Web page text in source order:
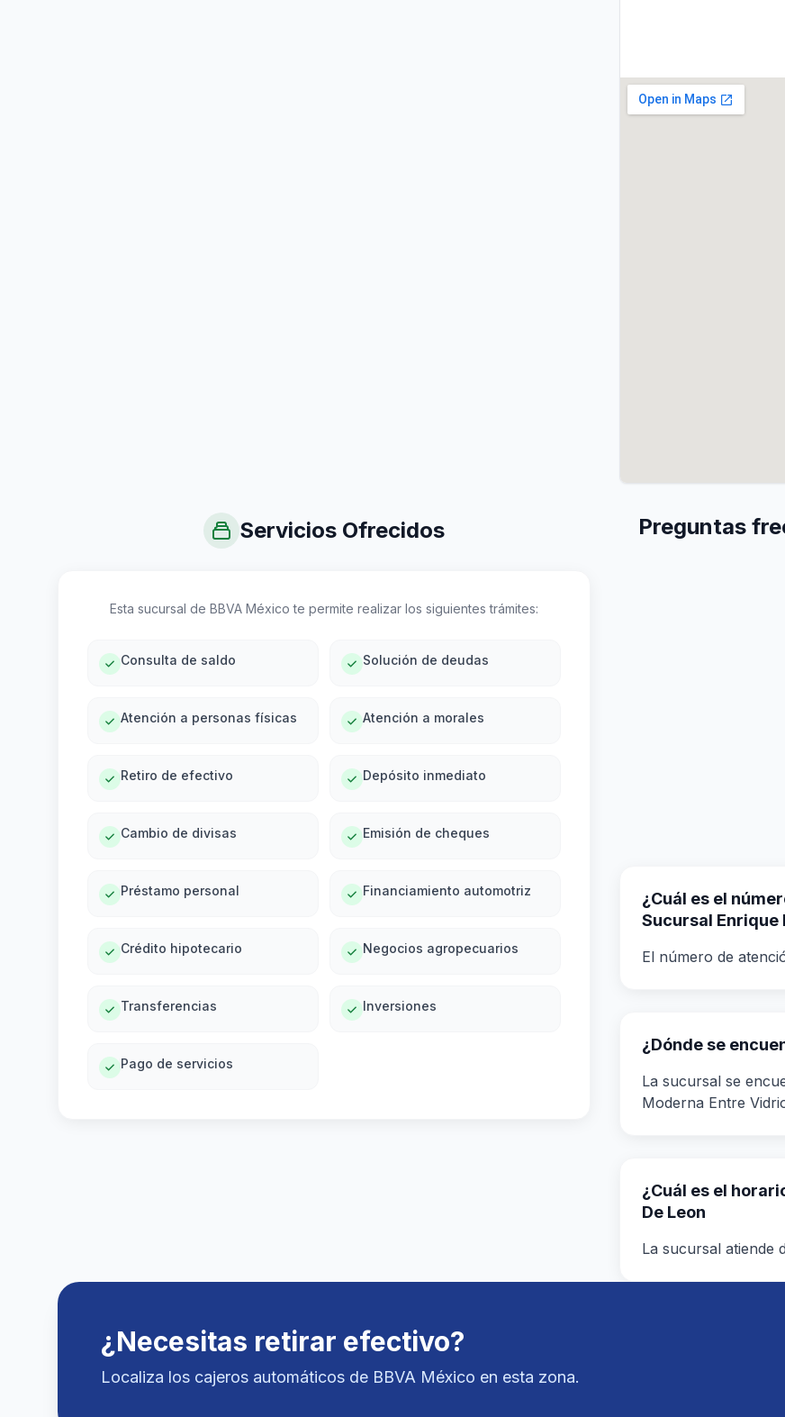
Servicios Ofrecidos
Esta sucursal de BBVA México te permite realizar los siguientes trámites:
Consulta de saldo Solución de deudas
Atención a personas físicas Atención a morales
Retiro de efectivo Depósito inmediato
Cambio de divisas Emisión de cheques
Préstamo personal Financiamiento automotriz
Crédito hipotecario Negocios agropecuarios
Transferencias Inversiones
Pago de servicios
Preguntas
¿Cuál es el
Sucursal Enrique
El número de
¿Dónde se
La sucursal se
Moderna Entre
¿Cuál es el
De Leon
La sucursal atiende
¿Necesitas retirar efectivo?
Localiza los cajeros automáticos de BBVA México en esta zona.